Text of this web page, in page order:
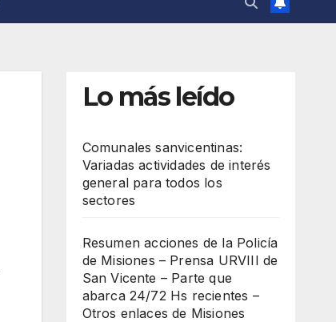
Lo más leído
Comunales sanvicentinas:
Variadas actividades de interés
general para todos los
sectores
Resumen acciones de la Policía
de Misiones – Prensa URVIII de
San Vicente – Parte que
abarca 24/72 Hs recientes –
Otros enlaces de Misiones